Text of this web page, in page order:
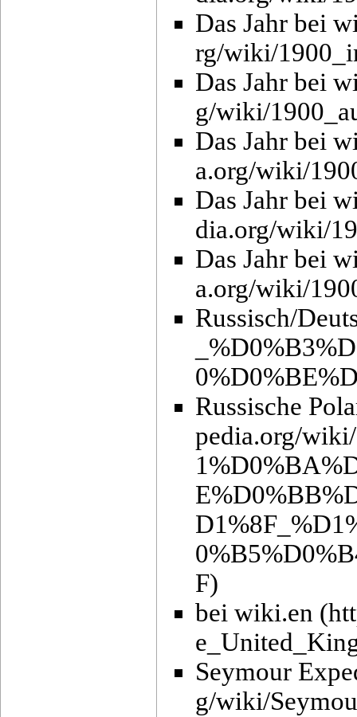
Das Jahr bei
Das Jahr bei
Das Jahr bei
Das Jahr bei
Das Jahr bei
Russisch/
Russische
bei wiki.en
Seymour